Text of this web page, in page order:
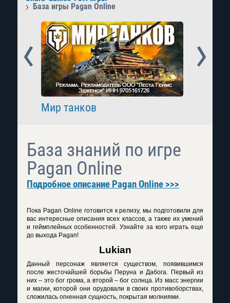
База игры Pagan Online
Мир танков
Prev
База знаний по игре
Pagan Online
Подробное описание Pagan Online >>>
Пока Pagan Online готовится к релизу, мы подготовили для
вас интересные описания всех классов, а также их умений
и геймплейных особенностей. Узнайте за кого играть еще
до выхода Pagan!
Lukian
Данный персонаж является существом, появившимся
после жесточайшей борьбы Перуна и Дабога. Первый из
них – это бог грома, а второй – бог солнца. Из масс энергии
и магии, которой они орудовали в своих противоборствах,
сложилась огненная сущность, покрытая молниями.